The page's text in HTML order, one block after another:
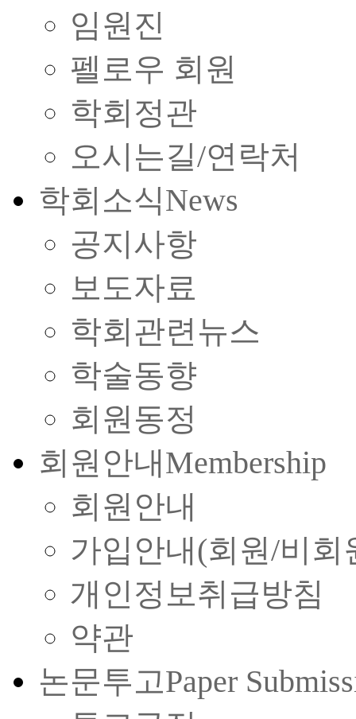
임원진
펠로우 회원
학회정관
오시는길/연락처
학회소식News
공지사항
보도자료
학회관련뉴스
학술동향
회원동정
회원안내Membership
회원안내
가입안내(회원/비회
개인정보취급방침
약관
논문투고Paper